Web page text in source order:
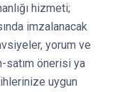
hizmeti;
imzalanacak
yorum ve
satım önerisi ya
uygun